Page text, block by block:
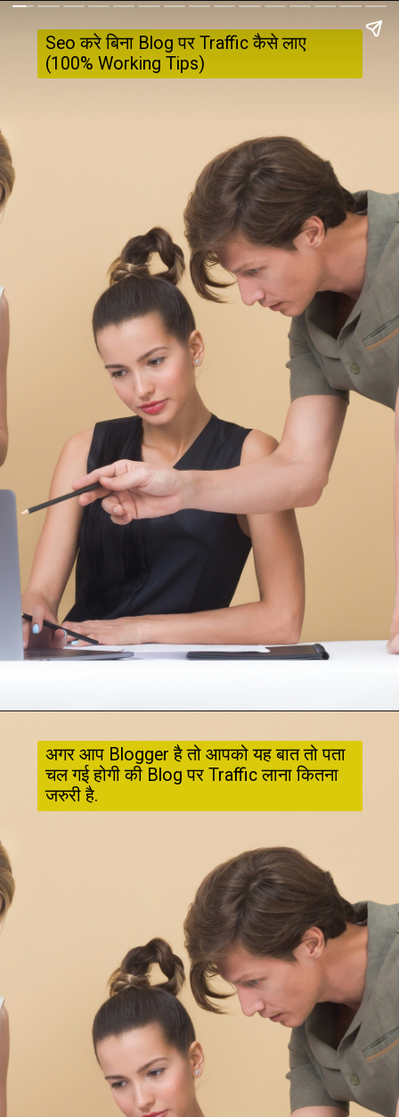
Seo करे बिना Blog पर Traffic कैसे लाए
(100% Working Tips)
अगर आप Blogger है तो आपको यह बात तो पता
चल गई होगी की Blog पर Traffic लाना कितना
जरुरी है.